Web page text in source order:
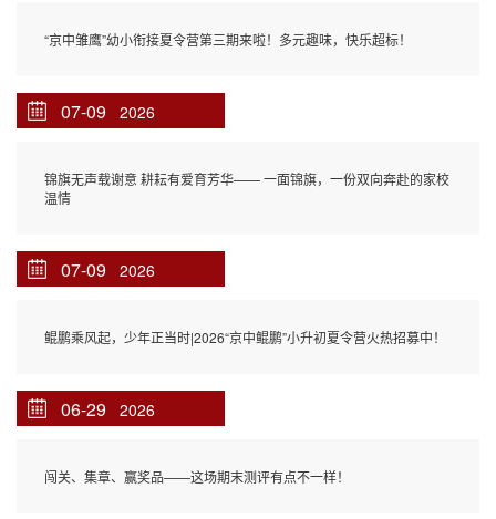
“京中雏鹰”幼小衔接夏令营第三期来啦！多元趣味，快乐超标！
07-09 2026
锦旗无声载谢意 耕耘有爱育芳华—— 一面锦旗，一份双向奔赴的家校
温情
07-09 2026
鲲鹏乘风起，少年正当时|2026“京中鲲鹏”小升初夏令营火热招募中！
06-29 2026
闯关、集章、赢奖品——这场期末测评有点不一样！